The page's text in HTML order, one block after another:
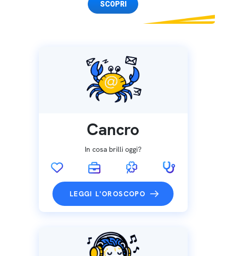
SCOPRI
Cancro
In cosa brilli oggi?
LEGGI L'OROSCOPO